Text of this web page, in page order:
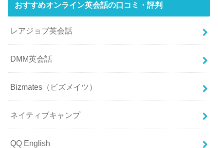
おすすめオンライン英会話の口コミ・評判
レアジョブ英会話
DMM英会話
Bizmates（ビズメイツ）
ネイティブキャンプ
QQ English